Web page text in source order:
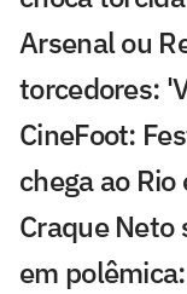
Arsenal ou
torcedores:
CineFoot:
chega ao Rio
Craque Neto
em